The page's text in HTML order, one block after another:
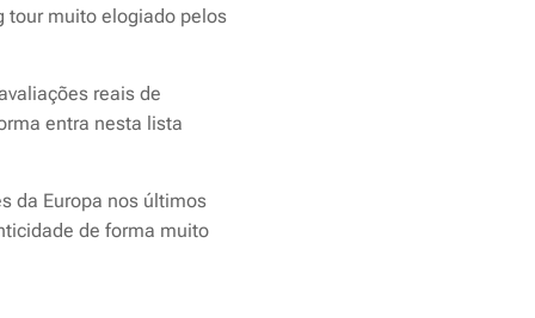
tour muito elogiado pelos
reais de
entra nesta lista
da Europa nos últimos
de forma muito